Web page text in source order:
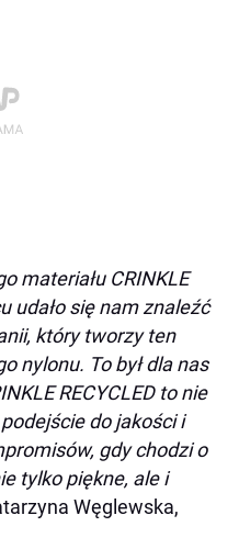
materiału CRINKLE
udało się nam znaleźć
który tworzy ten
nylonu. To był dla nas
RECYCLED to nie
do jakości i
gdy chodzi o
tylko piękne, ale i
Węglewska,